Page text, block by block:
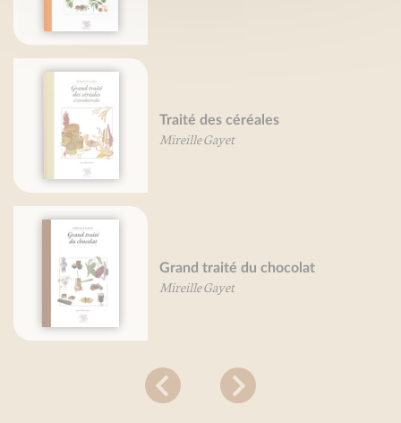
Traité des céréales
Mireille Gayet
Grand traité du chocolat
Mireille Gayet